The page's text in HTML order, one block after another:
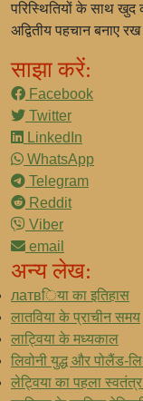
परिस्थितियों के साथ
अद्वितीय पहचान बनाए
साझा करें:
Facebook
Twitter
LinkedIn
WhatsApp
Telegram
Reddit
Viber
email
अन्य लेख:
латвिया का इतिहास
लातविया के प्राचीन समय
लाट्विया के मध्यकाल
लिवोनी युद्ध और पोलैंड-
लेट्विया का पहला स्वतंत्र